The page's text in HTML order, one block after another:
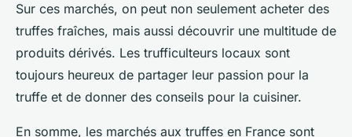
Sur ces marchés, on peut non seulement acheter des
truffes fraîches, mais aussi découvrir une multitude de
produits dérivés. Les trufficulteurs locaux sont
toujours heureux de partager leur passion pour la
truffe et de donner des conseils pour la cuisiner.
En somme, les marchés aux truffes en France sont